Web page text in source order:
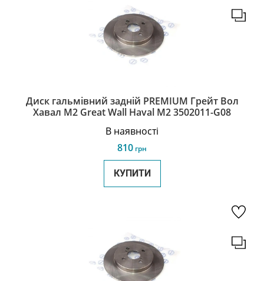
Диск гальмівний задній PREMIUM Грейт Вол
Хавал М2 Great Wall Haval M2 3502011-G08
В наявності
810 грн
КУПИТИ